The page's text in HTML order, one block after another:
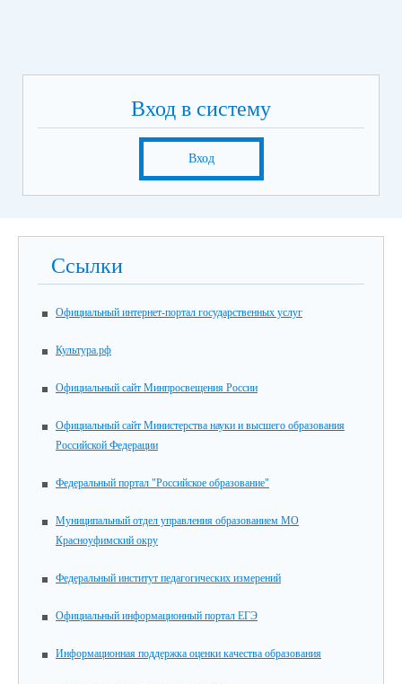
Вход в систему
Вход
Ссылки
Официальный интернет-портал государственных услуг
Культура.рф
Официальный сайт Минпросвещения России
Официальный сайт Министерства науки и высшего образования
Российской Федерации
Федеральный портал "Российское образование"
Муниципальный отдел управления образованием МО
Красноуфимский окру
Федеральный институт педагогических измерений
Официальный информационный портал ЕГЭ
Информационная поддержка оценки качества образования